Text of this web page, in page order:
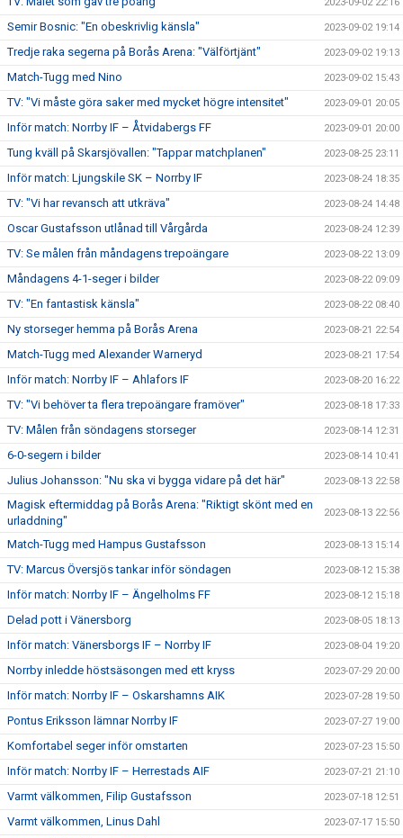
Semir Bosnic: "En obeskrivlig känsla" 2023-09-02 19:14
Tredje raka segerna på Borås Arena: "Välförtjänt" 2023-09-02 19:13
Match-Tugg med Nino 2023-09-02 15:43
TV: "Vi måste göra saker med mycket högre intensitet" 2023-09-01 20:05
Inför match: Norrby IF – Åtvidabergs FF 2023-09-01 20:00
Tung kväll på Skarsjövallen: "Tappar matchplanen" 2023-08-25 23:11
Inför match: Ljungskile SK – Norrby IF 2023-08-24 18:35
TV: "Vi har revansch att utkräva" 2023-08-24 14:48
Oscar Gustafsson utlånad till Vårgårda 2023-08-24 12:39
TV: Se målen från måndagens trepoängare 2023-08-22 13:09
Måndagens 4-1-seger i bilder 2023-08-22 09:09
TV: "En fantastisk känsla" 2023-08-22 08:40
Ny storseger hemma på Borås Arena 2023-08-21 22:54
Match-Tugg med Alexander Warneryd 2023-08-21 17:54
Inför match: Norrby IF – Ahlafors IF 2023-08-20 16:22
TV: "Vi behöver ta flera trepoängare framöver" 2023-08-18 17:33
TV: Målen från söndagens storseger 2023-08-14 12:31
6-0-segern i bilder 2023-08-14 10:41
Julius Johansson: "Nu ska vi bygga vidare på det här" 2023-08-13 22:58
Magisk eftermiddag på Borås Arena: "Riktigt skönt med en
urladdning"
2023-08-13 22:56
Match-Tugg med Hampus Gustafsson 2023-08-13 15:14
TV: Marcus Översjös tankar inför söndagen 2023-08-12 15:38
Inför match: Norrby IF – Ängelholms FF 2023-08-12 15:18
Delad pott i Vänersborg 2023-08-05 18:13
Inför match: Vänersborgs IF – Norrby IF 2023-08-04 19:20
Norrby inledde höstsäsongen med ett kryss 2023-07-29 20:00
Inför match: Norrby IF – Oskarshamns AIK 2023-07-28 19:50
Pontus Eriksson lämnar Norrby IF 2023-07-27 19:00
Komfortabel seger inför omstarten 2023-07-23 15:50
Inför match: Norrby IF – Herrestads AIF 2023-07-21 21:10
Varmt välkommen, Filip Gustafsson 2023-07-18 12:51
Varmt välkommen, Linus Dahl 2023-07-17 15:50